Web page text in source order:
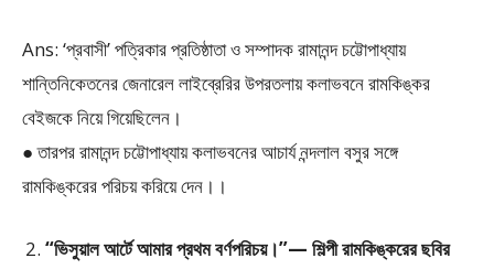
Ans: ‘প্রবাসী’ পত্রিকার প্রতিষ্ঠাতা ও সম্পাদক রামানন্দ চট্টোপাধ্যায়
শান্তিনিকেতনের জেনারেল লাইব্রেরির উপরতলায় কলাভবনে রামকিঙ্কর
বেইজকে নিয়ে গিয়েছিলেন।
● তারপর রামানন্দ চট্টোপাধ্যায় কলাভবনের আচার্য নন্দলাল বসুর সঙ্গে
রামকিঙ্করের পরিচয় করিয়ে দেন।।
“ভিসুয়াল আর্টে আমার প্রথম বর্ণপরিচয়।”— শিল্পী রামকিঙ্করের ছবির